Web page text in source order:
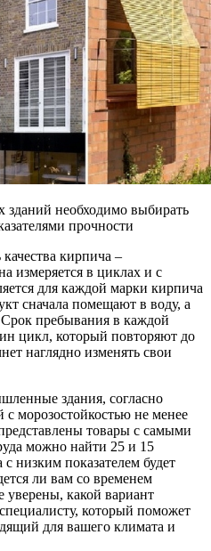
необходимо выбирать
прочности
кирпича –
измеряется в циклах и с
для каждой марки кирпича
сначала помещают в воду, а
пребывания в каждой
цикл, который повторяют до
наглядно изменять свои
здания, согласно
с морозостойкостью не менее
товары с самыми
можно найти 25 и 15
низким показателем будет
ли вам со временем
уверены, какой вариант
который поможет
для вашего климата и